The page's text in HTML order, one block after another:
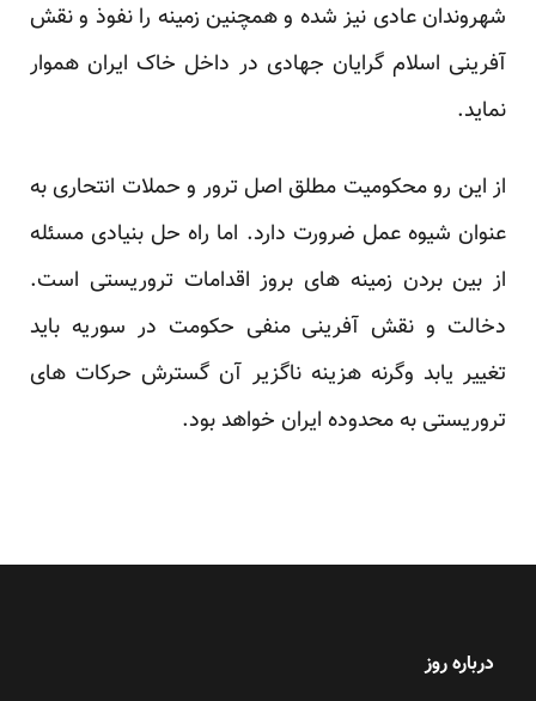
شهروندان عادی نیز شده و همچنین زمینه را نفوذ و نقش
آفرینی اسلام گرایان جهادی در داخل خاک ایران هموار
نماید.
از این رو محکومیت مطلق اصل ترور و حملات انتحاری به
عنوان شیوه عمل ضرورت دارد. اما راه حل بنیادی مسئله
از بین بردن زمینه های بروز اقدامات تروریستی است.
دخالت و نقش آفرینی منفی حکومت در سوریه باید
تغییر یابد وگرنه هزینه ناگزیر آن گسترش حرکات های
تروریستی به محدوده ایران خواهد بود.
درباره روز